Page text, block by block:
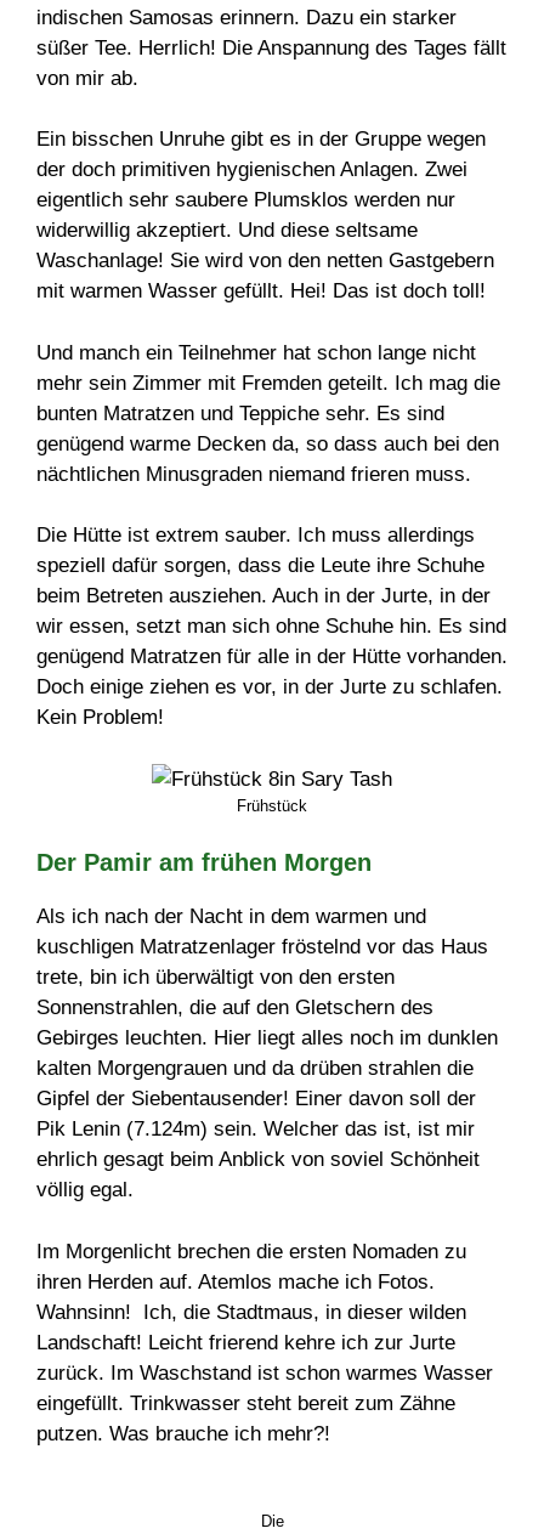
indischen Samosas erinnern. Dazu ein starker
süßer Tee. Herrlich! Die Anspannung des Tages fällt
von mir ab.
Ein bisschen Unruhe gibt es in der Gruppe wegen
der doch primitiven hygienischen Anlagen. Zwei
eigentlich sehr saubere Plumsklos werden nur
widerwillig akzeptiert. Und diese seltsame
Waschanlage! Sie wird von den netten Gastgebern
mit warmen Wasser gefüllt. Hei! Das ist doch toll!
Und manch ein Teilnehmer hat schon lange nicht
mehr sein Zimmer mit Fremden geteilt. Ich mag die
bunten Matratzen und Teppiche sehr. Es sind
genügend warme Decken da, so dass auch bei den
nächtlichen Minusgraden niemand frieren muss.
Die Hütte ist extrem sauber. Ich muss allerdings
speziell dafür sorgen, dass die Leute ihre Schuhe
beim Betreten ausziehen. Auch in der Jurte, in der
wir essen, setzt man sich ohne Schuhe hin. Es sind
genügend Matratzen für alle in der Hütte vorhanden.
Doch einige ziehen es vor, in der Jurte zu schlafen.
Kein Problem!
Frühstück
Der Pamir am frühen Morgen
Als ich nach der Nacht in dem warmen und
kuschligen Matratzenlager fröstelnd vor das Haus
trete, bin ich überwältigt von den ersten
Sonnenstrahlen, die auf den Gletschern des
Gebirges leuchten. Hier liegt alles noch im dunklen
kalten Morgengrauen und da drüben strahlen die
Gipfel der Siebentausender! Einer davon soll der
Pik Lenin (7.124m) sein. Welcher das ist, ist mir
ehrlich gesagt beim Anblick von soviel Schönheit
völlig egal.
Im Morgenlicht brechen die ersten Nomaden zu
ihren Herden auf. Atemlos mache ich Fotos.
Wahnsinn! Ich, die Stadtmaus, in dieser wilden
Landschaft! Leicht frierend kehre ich zur Jurte
zurück. Im Waschstand ist schon warmes Wasser
eingefüllt. Trinkwasser steht bereit zum Zähne
putzen. Was brauche ich mehr?!
Die